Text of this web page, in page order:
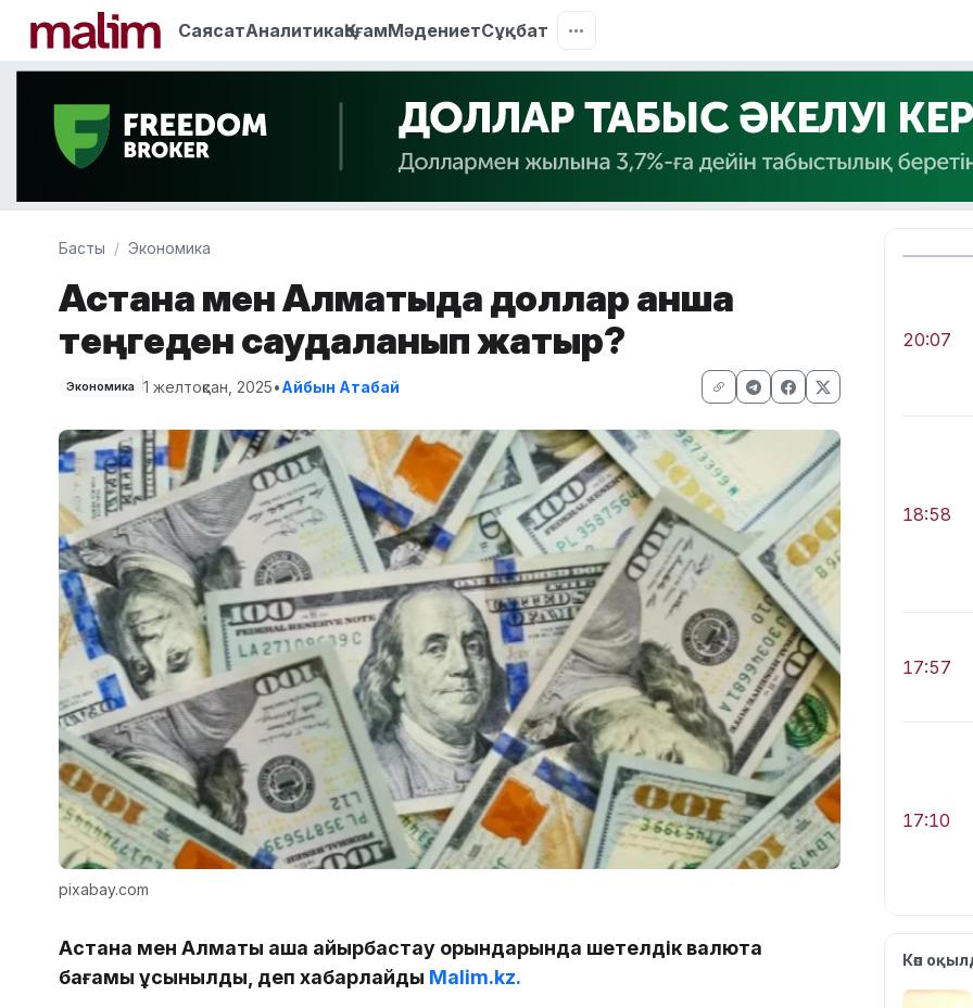
СаясатАналитикаҚоғамМәдениетСұқбат
Басты Экономика
Астана мен Алматыда доллар қанша
теңгеден саудаланып жатыр?
Экономика 1 желтоқсан, 2025•Айбын Атабай
pixabay.com
Астана мен Алматы ақша айырбастау орындарында шетелдік валюта
бағамы ұсынылды, деп хабарлайды Malim.kz.
20:07
18:58
17:57
17:10
16:59
Көп